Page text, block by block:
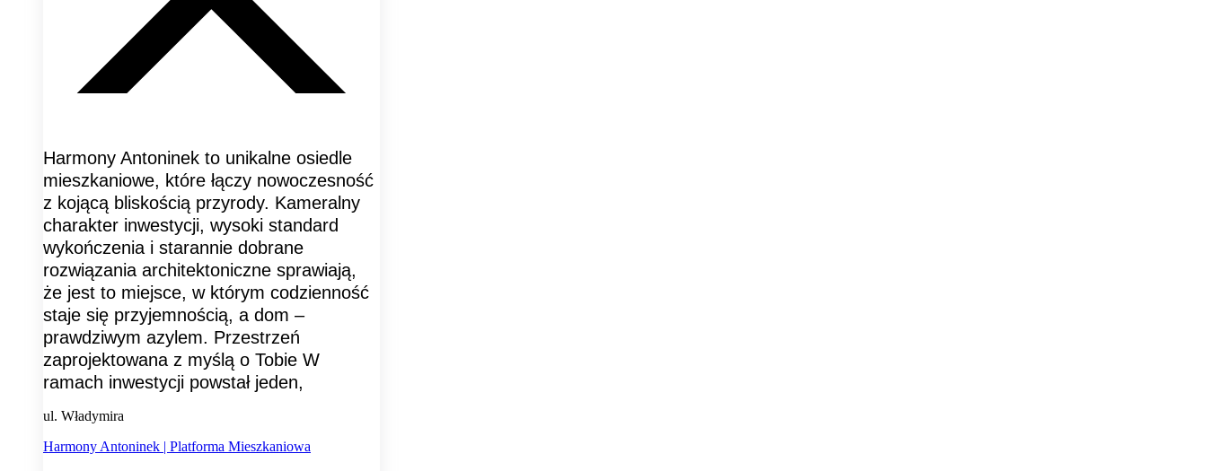
Harmony Antoninek to unikalne osiedle
mieszkaniowe, które łączy nowoczesność
z kojącą bliskością przyrody. Kameralny
charakter inwestycji, wysoki standard
wykończenia i starannie dobrane
rozwiązania architektoniczne sprawiają,
że jest to miejsce, w którym codzienność
staje się przyjemnością, a dom –
prawdziwym azylem. Przestrzeń
zaprojektowana z myślą o Tobie W
ramach inwestycji powstał jeden,
ul. Władymira
Harmony Antoninek | Platforma Mieszkaniowa